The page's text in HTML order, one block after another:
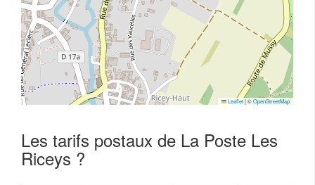
Leaflet|©OpenStreetMap
Les tarifs postaux de La Poste Les
Riceys ?